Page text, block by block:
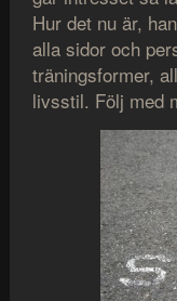
Hur det nu är,
alla sidor och
träningsformer,
livsstil. Följ med